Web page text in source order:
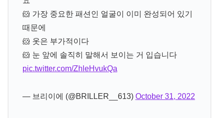
🐹 가장 중요한 패션인 얼굴이 이미 완성되어 있기
때문에
🐹 옷은 부가적이다
🐹 눈 앞에 솔직히 말해서 보이는 거 입습니다
pic.twitter.com/ZhleHvukQa
— 브리이에 (@BRILLER__613) October 31, 2022